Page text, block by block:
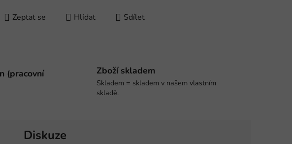
Zeptat se Hlídat Sdílet
(pracovní
Zboží skladem
Skladem = skladem v našem vlastním
skladě.
Diskuze